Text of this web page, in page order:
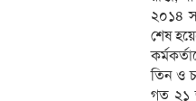
২০১৪
শেষ
তিন ও
গত ২১